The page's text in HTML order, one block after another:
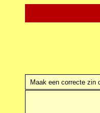
Maak een correcte zin